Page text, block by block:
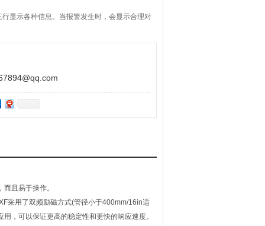
显示各种信息。当报警发生时，会显示合理对
且易于操作。
采用了双频励磁方式(管径小于400mm/16in适
，可以保证更高的稳定性和更快的响应速度。